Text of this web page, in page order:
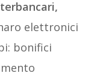
elettronici
bonifici